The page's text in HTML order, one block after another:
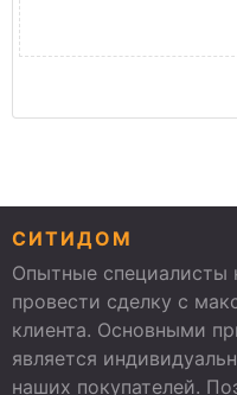
СИТИДОМ
Опытные специалисты
провести сделку с
клиента. Основными
является
наших покупателей.